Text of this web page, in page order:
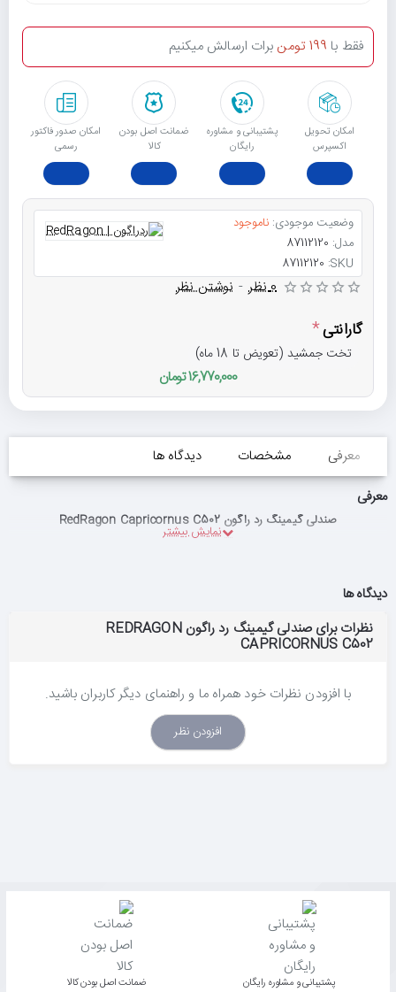
امکان تحویل
اکسپرس
پشتیبانی و مشاوره
رایگان
ﺿﻤﺎﻧﺖ اﺻﻞ ﺑﻮدن
ﮐﺎﻟﺎ
امکان صدور فاکتور
رسمی
فقط با 199 تومن برات ارسالش میکنیم
وضعیت موجودی: ناموجود
مدل: 87112120
SKU:
87112120
0 نظر - نوشتن نظر
گارانتی
تخت جمشید (تعویض تا 18 ماه)
16,770,000 تومان
معرفی مشخصات
دیدگاه ها
معرفی
صندلی گیمینگ رد راگون RedRagon Capricornus C502
دیدگاه ها
نظرات برای صندلی گیمینگ رد راگون REDRAGON
CAPRICORNUS C502
با افزودن نظرات خود همراه ما و راهنمای دیگر کاربران باشید.
افزودن نظر
پشتیبانی و مشاوره رایگان ﺿﻤﺎﻧﺖ اﺻﻞ ﺑﻮدن ﮐﺎﻟﺎ